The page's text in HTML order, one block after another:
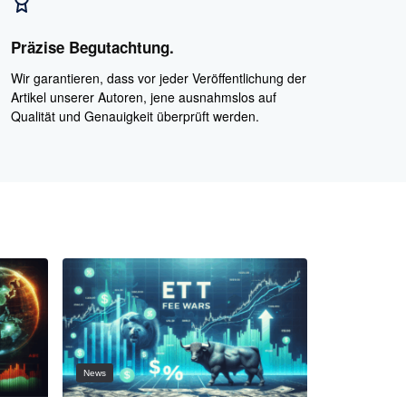
Präzise Begutachtung.
Wir garantieren, dass vor jeder Veröffentlichung der
Artikel unserer Autoren, jene ausnahmslos auf
Qualität und Genauigkeit überprüft werden.
News